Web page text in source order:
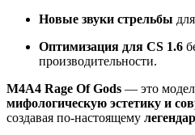
Новые звуки стрельбы
Оптимизация для CS 1.6
производительности.
M4A4 Rage Of Gods — это
мифологическую эстетику и
создавая по-настоящему